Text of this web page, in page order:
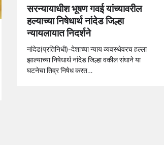
सरन्यायाधीश भूषण गवई यांच्यावरील
हल्याच्या निषेधार्थ नांदेड जिल्हा
न्यायलायात निदर्शने
नांदेड(प्रतिनिधी)-देशाच्या न्याय व्यवस्थेवरच हल्ला
झाल्याच्या निषेधार्थ नांदेड जिल्हा वकील संघाने या
घटनेचा तिव्र निषेध करत…